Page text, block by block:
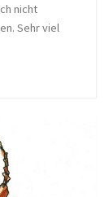
nicht
Sehr viel